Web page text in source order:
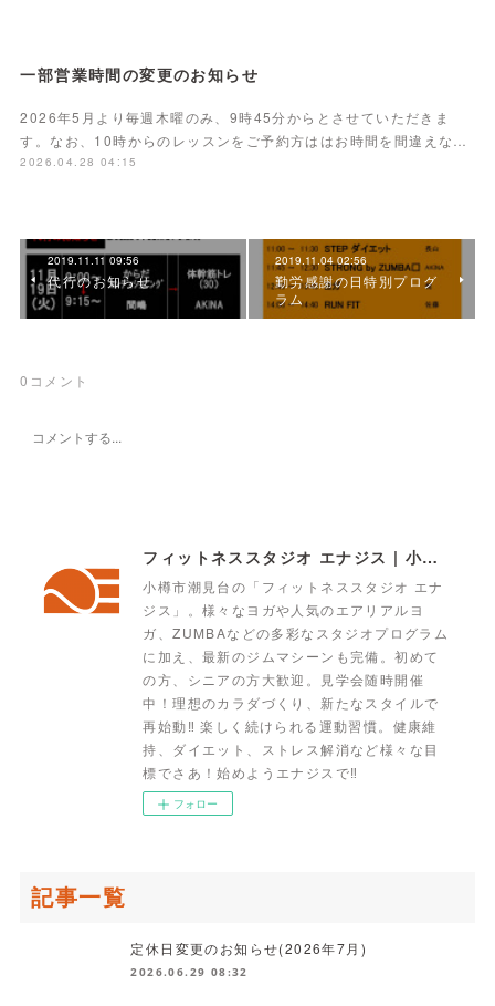
一部営業時間の変更のお知らせ
2026年5月より毎週木曜のみ、9時45分からとさせていただきま
す。なお、10時からのレッスンをご予約方ははお時間を間違えな…
2026.04.28 04:15
2019.11.11 09:56
代行のお知らせ
2019.11.04 02:56
勤労感謝の日特別プログ
ラム
0 コメント
フィットネススタジオ エナジス | 小樽・スポーツクラブ・ENERGYS
小樽市潮見台の「フィットネススタジオ エナ
ジス」。様々なヨガや人気のエアリアルヨ
ガ、ZUMBAなどの多彩なスタジオプログラム
に加え、最新のジムマシーンも完備。初めて
の方、シニアの方大歓迎。見学会随時開催
中！理想のカラダづくり、新たなスタイルで
再始動‼ 楽しく続けられる運動習慣。健康維
持、ダイエット、ストレス解消など様々な目
標でさあ！始めようエナジスで‼
フォロー
記事一覧
定休日変更のお知らせ(2026年7月)
2026.06.29 08:32